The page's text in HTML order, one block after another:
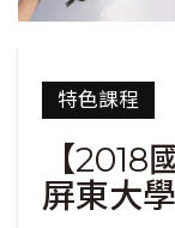
特色課程
【2018
屏東大學